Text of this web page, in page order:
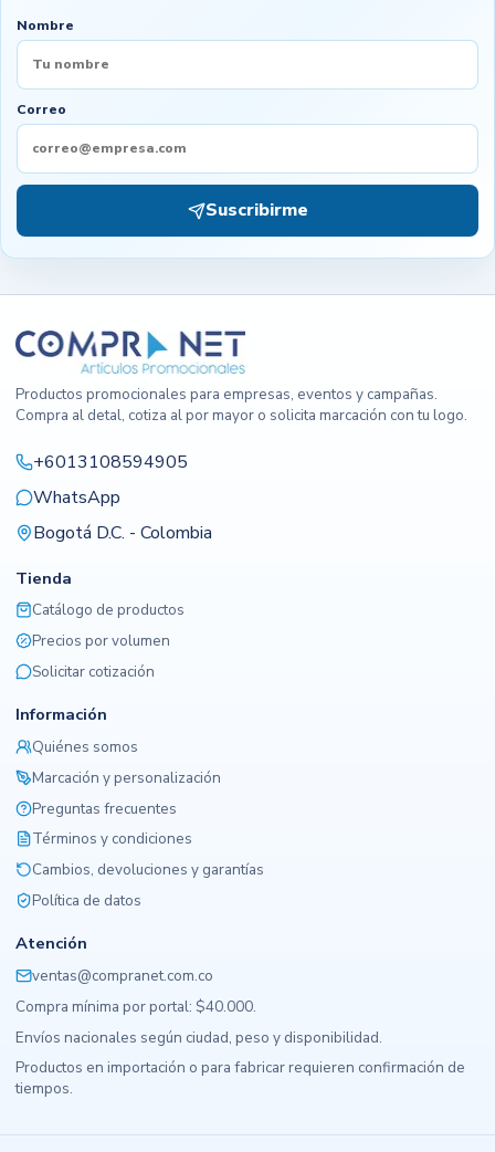
Nombre
Correo
Suscribirme
Productos promocionales para empresas, eventos y campañas.
Compra al detal, cotiza al por mayor o solicita marcación con tu logo.
+6013108594905
WhatsApp
Bogotá D.C. - Colombia
Tienda
Catálogo de productos
Precios por volumen
Solicitar cotización
Información
Quiénes somos
Marcación y personalización
Preguntas frecuentes
Términos y condiciones
Cambios, devoluciones y garantías
Política de datos
Atención
ventas@compranet.com.co
Compra mínima por portal: $40.000.
Envíos nacionales según ciudad, peso y disponibilidad.
Productos en importación o para fabricar requieren confirmación de
tiempos.